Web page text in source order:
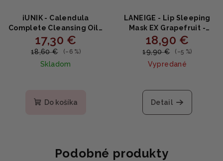
iUNIK - Calendula
Complete Cleansing Oil -
čistiaci olej s nechtíkom
200ml
17,30 €
18,60 € (–6 %)
Skladom
Do košíka
LANEIGE - Lip Sleeping
Mask EX Grapefruit -
Nočná maska na pery
20g
18,90 €
19,90 € (–5 %)
Vypredané
Detail
Podobné produkty